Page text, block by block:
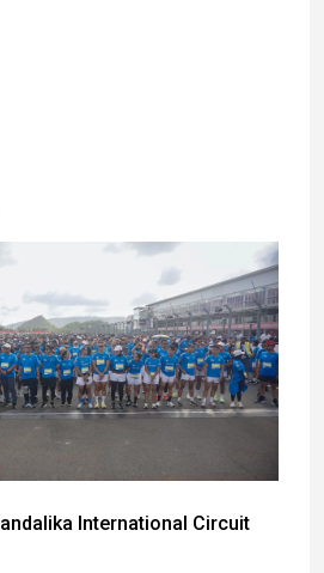
International Circuit